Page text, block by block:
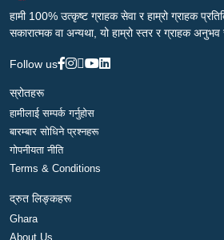
हामी 100% उत्कृष्ट ग्राहक सेवा र हाम्रो ग्राहक
सकारात्मक वा अन्यथा, यो हाम्रो स्तर र ग्राहक अनुभव
Follow us
स्रोतहरू
हामीलाई सम्पर्क गर्नुहोस
बारम्बार सोधिने प्रश्नहरू
गोपनीयता नीति
Terms & Conditions
द्रुत लिङ्कहरू
Ghara
About Us